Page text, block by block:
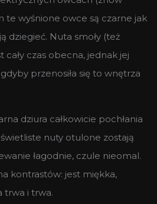
te wyśnione owce są czarne jak
dziegieć. Nuta smoły (też
cały czas obecna, jednak jej
przenosiła się to wnętrza
dziura całkowicie pochłania
nuty otulone zostają
łagodnie, czule nieomal.
kontrastów: jest miękka,
trwa i trwa.